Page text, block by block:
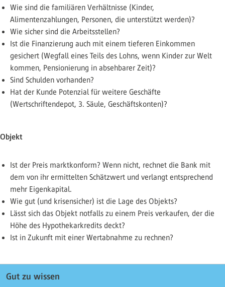
Wie sind die familiären Verhältnisse (Kinder,
Alimentenzahlungen, Personen, die unterstützt werden)?
Wie sicher sind die Arbeitsstellen?
Ist die Finanzierung auch mit einem tieferen Einkommen
gesichert (Wegfall eines Teils des Lohns, wenn Kinder zur Welt
kommen, Pensionierung in absehbarer Zeit)?
Sind Schulden vorhanden?
Hat der Kunde Potenzial für weitere Geschäfte
(Wertschriftendepot, 3. Säule, Geschäftskonten)?
Objekt
Ist der Preis marktkonform? Wenn nicht, rechnet die Bank mit
dem von ihr ermittelten Schätzwert und verlangt entsprechend
mehr Eigenkapital.
Wie gut (und krisensicher) ist die Lage des Objekts?
Lässt sich das Objekt notfalls zu einem Preis verkaufen, der die
Höhe des Hypothekarkredits deckt?
Ist in Zukunft mit einer Wertabnahme zu rechnen?
Gut zu wissen